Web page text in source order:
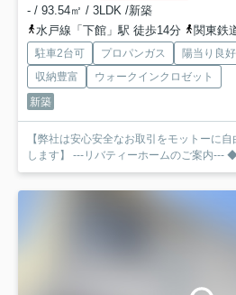
- / 93.54㎡ / 3LDK /新築
水戸線「下館」駅 徒歩14分
関東鉄道
駐車2台可 プロパンガス 陽当り良好
収納豊富
ウォークインクロゼット
新築
【弊社は安心安全なお取引をモットーに
します】 ---リバティーホームのご案内---